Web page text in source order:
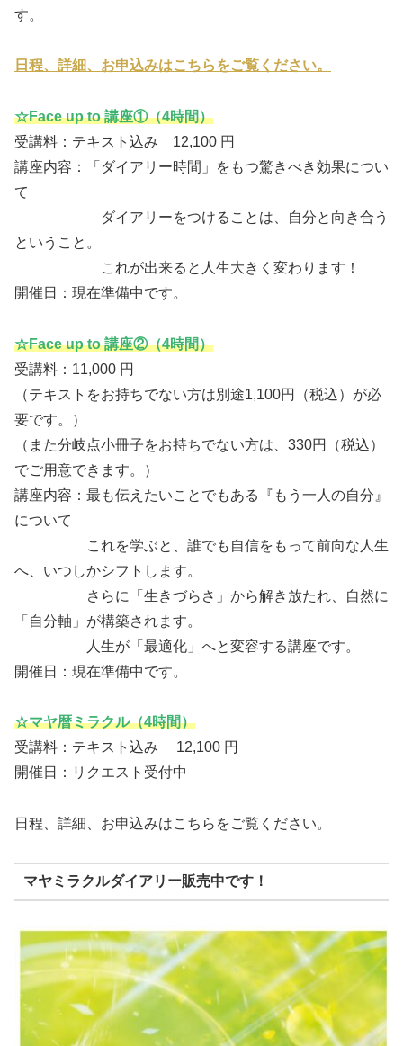
す。
日程、詳細、お申込みはこちらをご覧ください。
☆Face up to 講座①（4時間）
受講料：テキスト込み 12,100 円
講座内容：「ダイアリー時間」をもつ驚きべき効果につい
て
ダイアリーをつけることは、自分と向き合う
ということ。
これが出来ると人生大きく変わります！
開催日：現在準備中です。
☆Face up to 講座②（4時間）
受講料：11,000 円
（テキストをお持ちでない方は別途1,100円（税込）が必
要です。）
（また分岐点小冊子をお持ちでない方は、330円（税込）
でご用意できます。）
講座内容：最も伝えたいことでもある『もう一人の自分』
について
これを学ぶと、誰でも自信をもって前向な人生
へ、いつしかシフトします。
さらに「生きづらさ」から解き放たれ、自然に
「自分軸」が構築されます。
人生が「最適化」へと変容する講座です。
開催日：現在準備中です。
☆マヤ暦ミラクル（4時間）
受講料：テキスト込み 12,100 円
開催日：リクエスト受付中
日程、詳細、お申込みはこちらをご覧ください。
マヤミラクルダイアリー販売中です！